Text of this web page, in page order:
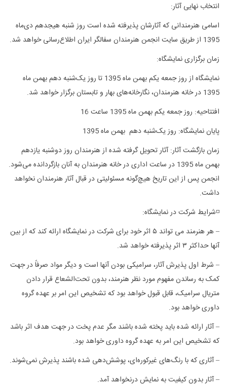
انتخاب نهایی آثار:
اسامی هنرمندانی که آثارشان پذیرفته شده است روز شنبه هیجدهم دی‌ماه
1395 از طریق سایت انجمن هنرمندان سفالگر ایران اطلاع‌رسانی خواهد شد.
زمان برگزاری نمایشگاه:
نمایشگاه از روز جمعه یکم بهمن ماه 1395 تا روز یک‌شنبه دهم بهمن ماه
1395 در خانه هنرمندان، نگارخانه‌های بهار و تابستان برگزار خواهد شد.
افتتاحیه: روز جمعه یکم بهمن ماه 1395 ساعت 16
پایان نمایشگاه: روز یک‌شنبه دهم بهمن ماه 1395
زمان بازگشت آثار: آثار تحویل گرفته شده از هنرمندان روز دوشنبه یازدهم
بهمن ماه 1395 در ساعت اداری در خانه هنرمندان به آنان بازگردانده می‌شود.
انجمن پس از این تاریخ هیچ‌گونه مسئولیتی در قبال آثار هنرمندان نخواهد
داشت.
◽شرایط شرکت در نمایشگاه:
– هر هنرمند می تواند ۵ اثر خود برای شرکت در نمایشگاه ارائه کند که از بین
آنها حداکثر ۳ اثر پذیرفته خواهد شد.
– شرط اول پذیرش آثار، سرامیکی بودن آنها است و دیگر مواد صرفاً در جهت
کمک به رساندن مفهوم مورد نظر هنرمند، بدون تحت‌الشعاع قرار دادن
متریال سرامیک، قابل قبول خواهد بود که تشخیص این امر بر عهده گروه
داوری خواهد بود.
– آثار ارائه شده باید پخته شده باشند مگر عدم پخت در جهت هدف اثر باشد
که تشخیص این امر به عهده گروه داوری خواهد بود.
– آثاری که با رنگ‌های غیرکوره‌ای، پوشش‌دهی شده باشند پذیرش نمی‌شوند.
– آثار بدون کیفیت به نمایش درنخواهد آمد.